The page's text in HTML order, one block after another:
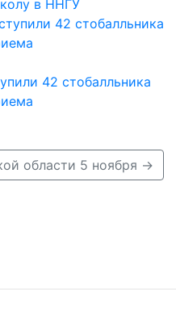
в ННГУ
42 стобалльника
области 5 ноября →